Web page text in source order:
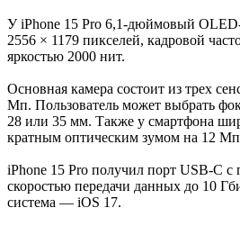
У iPhone 15 Pro 6,1-дюймовый
2556 × 1179 пикселей, кадровой
яркостью 2000 нит.
Основная камера состоит из трех
Мп. Пользователь может выбрать
28 или 35 мм. Также у смартфона
кратным оптическим зумом на 12
iPhone 15 Pro получил порт USB-C
скоростью передачи данных до 10
система — iOS 17.